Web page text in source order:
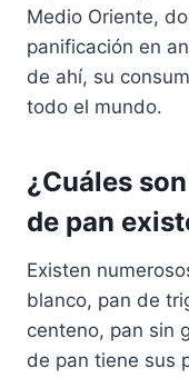
Medio Oriente,
panificación en
de ahí, su
todo el mundo.
¿Cuáles
de pan
Existen
blanco, pan de
centeno, pan sin
de pan tiene sus